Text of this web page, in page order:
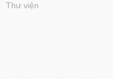
Thư viện